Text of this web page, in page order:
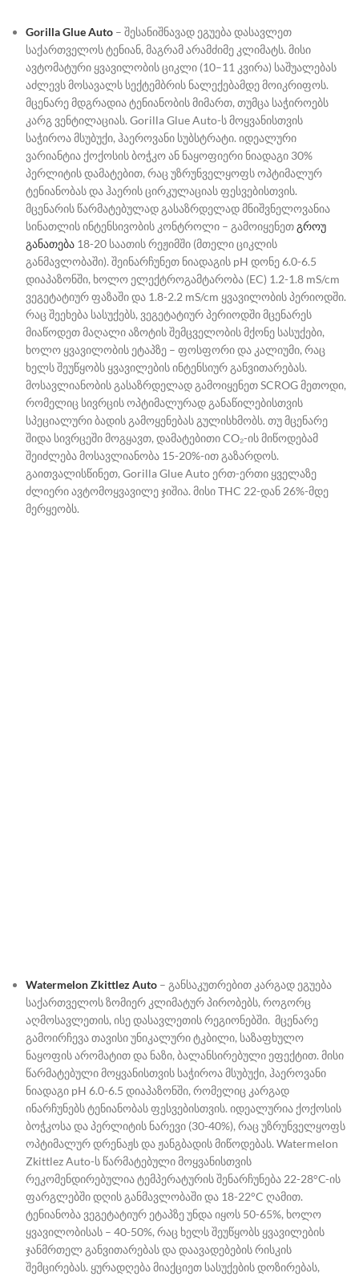
Gorilla Glue Auto – შესანიშნავად ეგუება დასავლეთ
საქართველოს ტენიან, მაგრამ არამძიმე კლიმატს. მისი
ავტომატური ყვავილობის ციკლი (10–11 კვირა) საშუალებას
აძლევს მოსავალს სექტემბრის ნალექებამდე მოიკრიფოს.
მცენარე მდგრადია ტენიანობის მიმართ, თუმცა საჭიროებს
კარგ ვენტილაციას. Gorilla Glue Auto-ს მოყვანისთვის
საჭიროა მსუბუქი, ჰაეროვანი სუბსტრატი. იდეალური
ვარიანტია ქოქოსის ბოჭკო ან ნაყოფიერი ნიადაგი 30%
პერლიტის დამატებით, რაც უზრუნველყოფს ოპტიმალურ
ტენიანობას და ჰაერის ცირკულაციას ფესვებისთვის.
მცენარის წარმატებულად გასაზრდელად მნიშვნელოვანია
სინათლის ინტენსივობის კონტროლი – გამოიყენეთგროუ
განათება 18-20 საათის რეჟიმში (მთელი ციკლის
განმავლობაში). შეინარჩუნეთ ნიადაგის pH დონე 6.0-6.5
დიაპაზონში, ხოლო ელექტროგამტარობა (EC) 1.2-1.8 mS/cm
ვეგეტატიურ ფაზაში და 1.8-2.2 mS/cm ყვავილობის პერიოდში.
რაც შეეხება სასუქებს, ვეგეტატიურ პერიოდში მცენარეს
მიაწოდეთ მაღალი აზოტის შემცველობის მქონე სასუქები,
ხოლო ყვავილობის ეტაპზე – ფოსფორი და კალიუმი, რაც
ხელს შეუწყობს ყვავილების ინტენსიურ განვითარებას.
მოსავლიანობის გასაზრდელად გამოიყენეთ SCROG მეთოდი,
რომელიც სივრცის ოპტიმალურად განაწილებისთვის
სპეციალური ბადის გამოყენებას გულისხმობს. თუ მცენარე
შიდა სივრცეში მოგყავთ, დამატებითი CO₂-ის მიწოდებამ
შეიძლება მოსავლიანობა 15-20%-ით გაზარდოს.
გაითვალისწინეთ, Gorilla Glue Auto ერთ-ერთი ყველაზე
ძლიერი ავტომოყვავილე ჯიშია. მისი THC 22-დან 26%-მდე
მერყეობს.
Watermelon Zkittlez Auto – განსაკუთრებით კარგად ეგუება
საქართველოს ზომიერ კლიმატურ პირობებს, როგორც
აღმოსავლეთის, ისე დასავლეთის რეგიონებში. მცენარე
გამოირჩევა თავისი უნიკალური ტკბილი, საზაფხულო
ნაყოფის არომატით და ნაზი, ბალანსირებული ეფექტით. მისი
წარმატებული მოყვანისთვის საჭიროა მსუბუქი, ჰაეროვანი
ნიადაგი pH 6.0-6.5 დიაპაზონში, რომელიც კარგად
ინარჩუნებს ტენიანობას ფესვებისთვის. იდეალურია ქოქოსის
ბოჭკოსა და პერლიტის ნარევი (30-40%), რაც უზრუნველყოფს
ოპტიმალურ დრენაჟს და ჟანგბადის მიწოდებას. Watermelon
Zkittlez Auto-ს წარმატებული მოყვანისთვის
რეკომენდირებულია ტემპერატურის შენარჩუნება 22-28°C-ის
ფარგლებში დღის განმავლობაში და 18-22°C ღამით.
ტენიანობა ვეგეტატიურ ეტაპზე უნდა იყოს 50-65%, ხოლო
ყვავილობისას – 40-50%, რაც ხელს შეუწყობს ყვავილების
ჯანმრთელ განვითარებას და დაავადებების რისკის
შემცირებას. ყურადღება მიაქციეთ სასუქების დოზირებას,